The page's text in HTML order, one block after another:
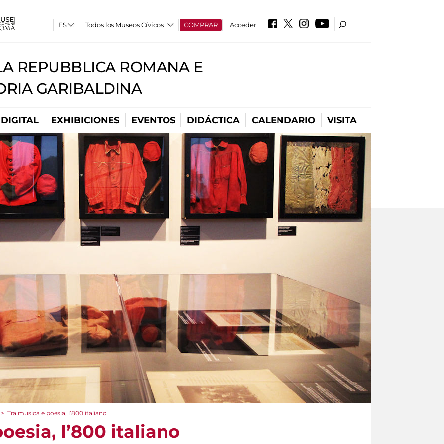
Todos los Museos Cívicos COMPRAR Acceder
REPUBBLICA ROMANA E
GARIBALDINA
EXHIBICIONES EVENTOS DIDÁCTICA CALENDARIO VISITA
> Tra musica e poesia, l’800 italiano
l’800 italiano